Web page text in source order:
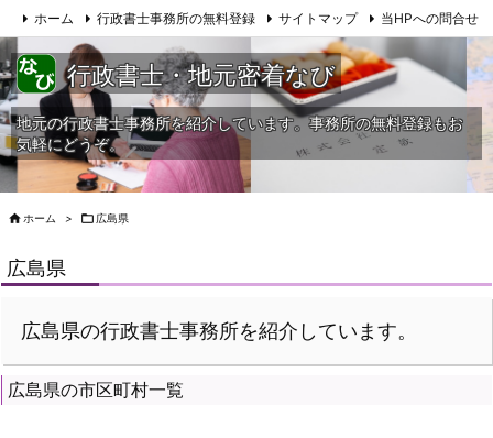
ホーム 行政書士事務所の無料登録 サイトマップ 当HPへの問合せ
行政書士・地元密着なび
地元の行政書士事務所を紹介しています。事務所の無料登録もお
気軽にどうぞ。
 ホーム >  広島県
広島県
広島県の行政書士事務所を紹介しています。
広島県の市区町村一覧